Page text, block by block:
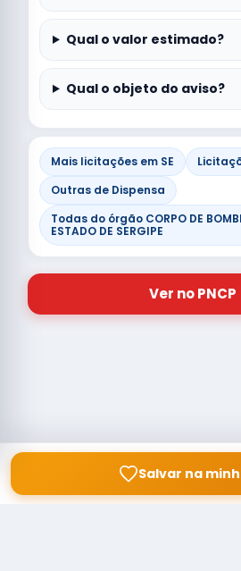
Qual o valor estimado?
Qual o objeto do aviso?
Mais licitações em SE
Outras de Dispensa
Todas do órgão CORPO DE
ESTADO DE SERGIPE
Ver no PNCP
Salvar na